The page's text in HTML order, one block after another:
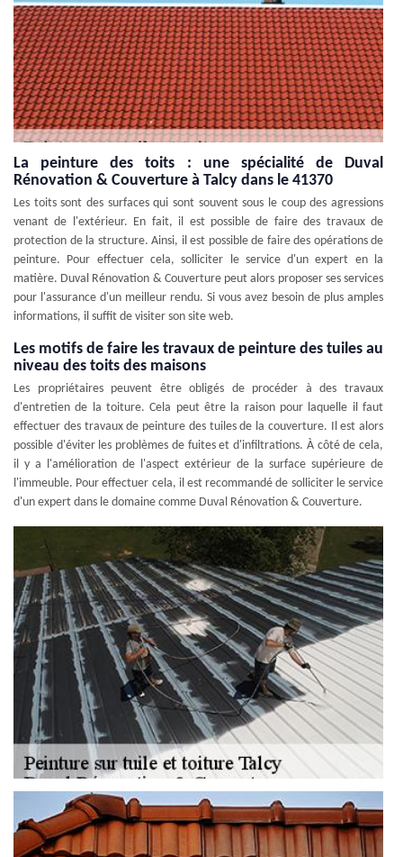
La peinture des toits : une spécialité de Duval
Rénovation & Couverture à Talcy dans le 41370
Les toits sont des surfaces qui sont souvent sous le coup des agressions
venant de l'extérieur. En fait, il est possible de faire des travaux de
protection de la structure. Ainsi, il est possible de faire des opérations de
peinture. Pour effectuer cela, solliciter le service d'un expert en la
matière. Duval Rénovation & Couverture peut alors proposer ses services
pour l'assurance d'un meilleur rendu. Si vous avez besoin de plus amples
informations, il suffit de visiter son site web.
Les motifs de faire les travaux de peinture des tuiles au
niveau des toits des maisons
Les propriétaires peuvent être obligés de procéder à des travaux
d'entretien de la toiture. Cela peut être la raison pour laquelle il faut
effectuer des travaux de peinture des tuiles de la couverture. Il est alors
possible d'éviter les problèmes de fuites et d'infiltrations. À côté de cela,
il y a l'amélioration de l'aspect extérieur de la surface supérieure de
l'immeuble. Pour effectuer cela, il est recommandé de solliciter le service
d'un expert dans le domaine comme Duval Rénovation & Couverture.